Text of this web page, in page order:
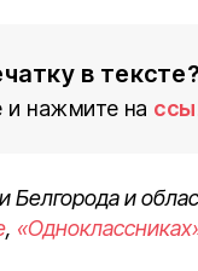
в тексте?
и нажмите на
Белгорода и
,